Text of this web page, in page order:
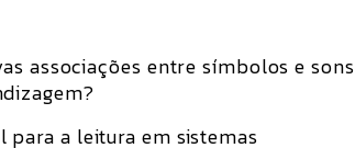
associações entre símbolos e sons
a leitura em sistemas